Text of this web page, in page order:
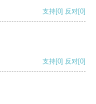
支持[0] 反对[0]
支持[0] 反对[0]